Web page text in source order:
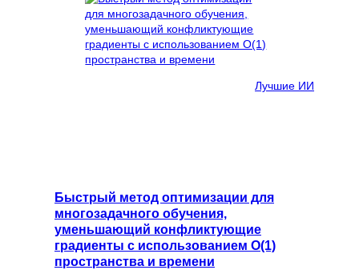
Лучшие ИИ
Быстрый метод оптимизации для
многозадачного обучения,
уменьшающий конфликтующие
градиенты с использованием O(1)
пространства и времени